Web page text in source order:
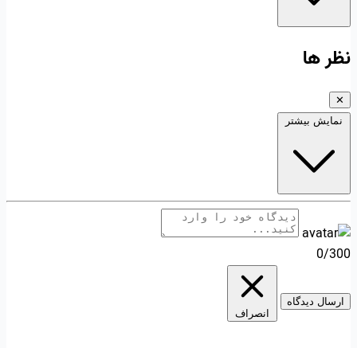
نظر ها
✕
نمایش بیشتر
0/300
ارسال دیدگاه
انصراف